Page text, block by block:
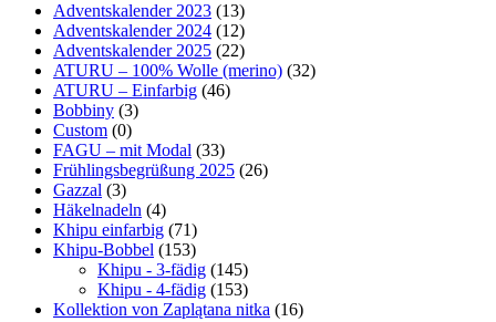
Adventskalender 2023 (13)
Adventskalender 2024 (12)
Adventskalender 2025 (22)
ATURU – 100% Wolle (merino) (32)
ATURU – Einfarbig (46)
Bobbiny (3)
Custom (0)
FAGU – mit Modal (33)
Frühlingsbegrüßung 2025 (26)
Gazzal (3)
Häkelnadeln (4)
Khipu einfarbig (71)
Khipu-Bobbel (153)
Khipu - 3-fädig (145)
Khipu - 4-fädig (153)
Kollektion von Zaplątana nitka (16)